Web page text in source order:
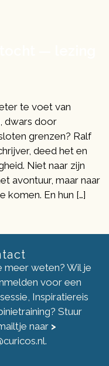
te voet van
dwars door
grenzen? Ralf
deed het en
Niet naar zijn
avontuur, maar naar
komen. En hun […]
meer weten? Wil je
voor een
Inspiratiereis
Stuur
naar >
.